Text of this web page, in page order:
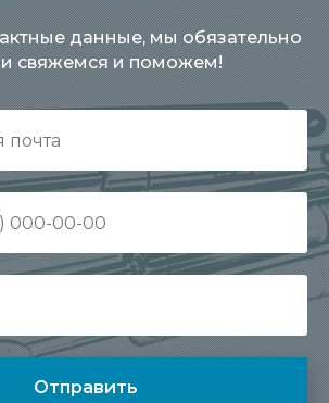
данные, мы обязательно
свяжемся и поможем!
Отправить